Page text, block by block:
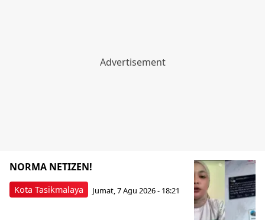
Kota Tasikmalaya
NORMA NETIZEN!
Jumat, 7 Agu 2026 - 18:21